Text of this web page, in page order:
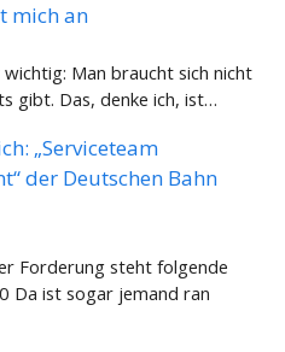
mich an
Man braucht sich nicht
gibt. Das, denke ich, ist…
„Serviceteam
der Deutschen Bahn
Forderung steht folgende
Da ist sogar jemand ran